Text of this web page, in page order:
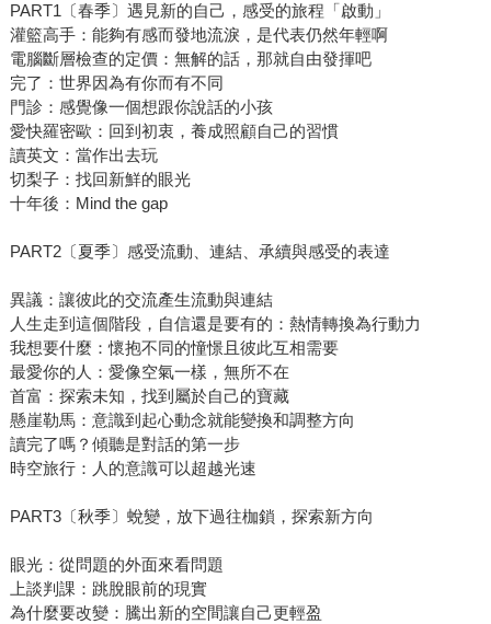
PART1〔春季〕遇見新的自己，感受的旅程「啟動」
灌籃高手：能夠有感而發地流淚，是代表仍然年輕啊
電腦斷層檢查的定價：無解的話，那就自由發揮吧
完了：世界因為有你而有不同
門診：感覺像一個想跟你說話的小孩
愛快羅密歐：回到初衷，養成照顧自己的習慣
讀英文：當作出去玩
切梨子：找回新鮮的眼光
十年後：Mind the gap
PART2〔夏季〕感受流動、連結、承續與感受的表達
異議：讓彼此的交流產生流動與連結
人生走到這個階段，自信還是要有的：熱情轉換為行動力
我想要什麼：懷抱不同的憧憬且彼此互相需要
最愛你的人：愛像空氣一樣，無所不在
首富：探索未知，找到屬於自己的寶藏
懸崖勒馬：意識到起心動念就能變換和調整方向
讀完了嗎？傾聽是對話的第一步
時空旅行：人的意識可以超越光速
PART3〔秋季〕蛻變，放下過往枷鎖，探索新方向
眼光：從問題的外面來看問題
上談判課：跳脫眼前的現實
為什麼要改變：騰出新的空間讓自己更輕盈